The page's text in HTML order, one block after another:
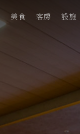
美食 客房 設施